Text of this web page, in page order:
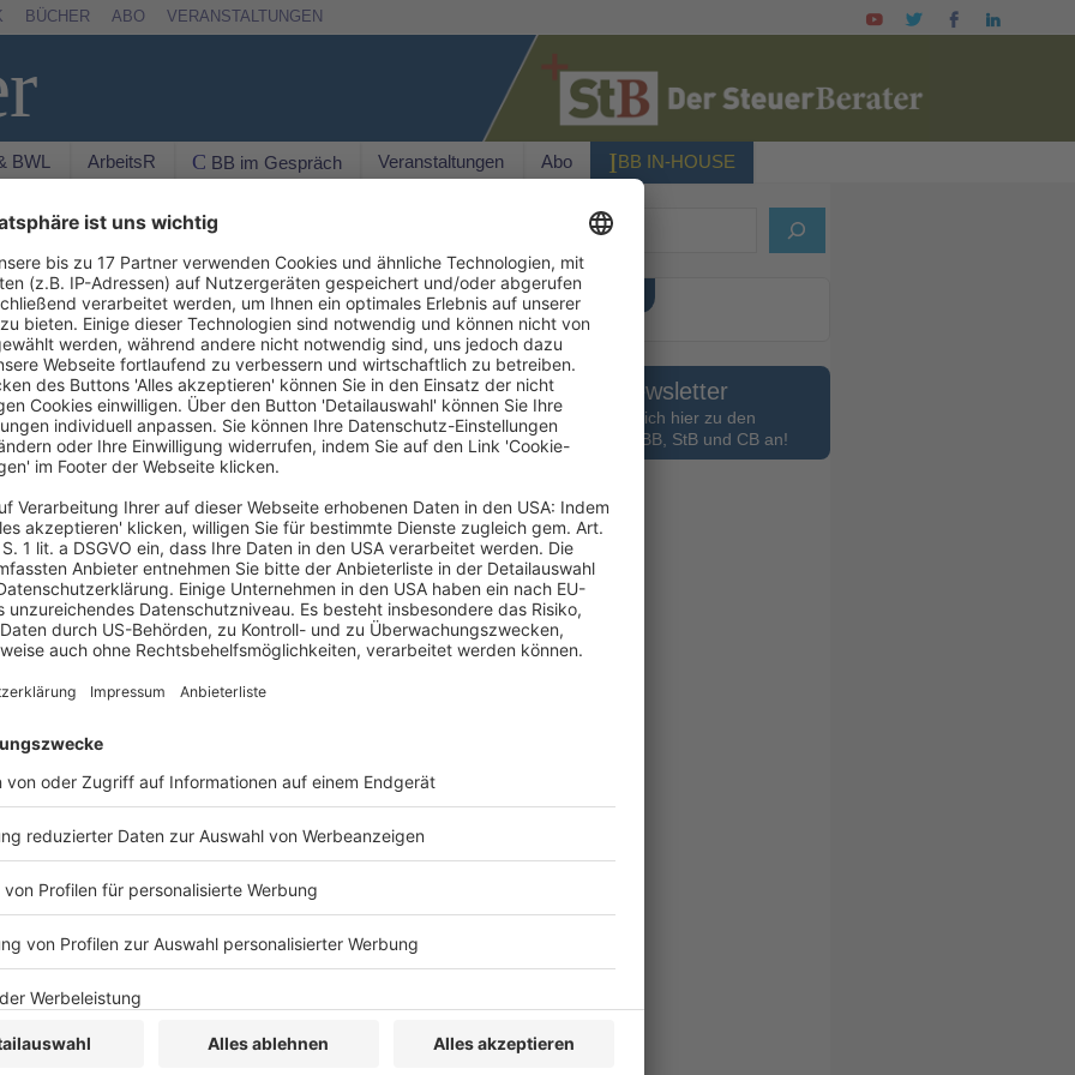
BÜCHER ABO VERANSTALTUNGEN
BWL ArbeitsR C BB im Gespräch Veranstaltungen Abo IBB IN-HOUSE
sind nicht nur Plattformen, auf denen
stattfinden oder vermittelt werden; es
Nutzergruppe auf die andere gelenkt oder eine
ermöglicht wird.
mit dem Betreiben einer Plattform (insbesondere
des § 19a Abs. 1 Satz 2 Nr. 4 GWBsetzt
Möglichkeit hat, die Daten zu erheben und
allein die Marktbeherrschung des
Märkten in den Blick.
AKTUELLES HEFT
Newsletter
Melden Sie sich hier zu den
Newslettern des BB, StB und CB an!